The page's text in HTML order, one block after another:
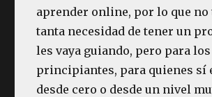
aprender online, por lo que no
tanta necesidad de tener un
les vaya guiando, pero para
principiantes, para quienes sí
desde cero o desde un nivel